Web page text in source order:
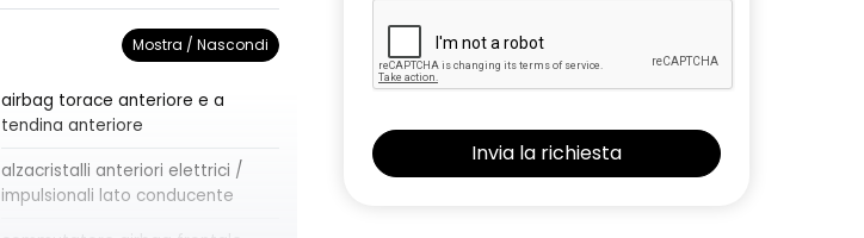
Mostra / Nascondi
airbag torace anteriore e a
tendina anteriore
alzacristalli anteriori elettrici /
impulsionali lato conducente